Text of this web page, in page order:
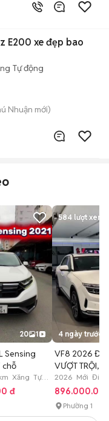
E200 xe đẹp bao
Tự động
Nhuận mới)
20 1
Sensing
chỗ
Xăng Tự
đ
584 lượt xem
4 ngày trước
VF8 2026
VƯỢT TRỘI,
VAY 90%
2026 Mới Điện
Phường 1